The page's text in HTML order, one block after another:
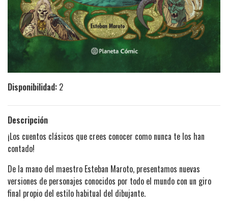
Disponibilidad: 2
Descripción
¡Los cuentos clásicos que crees conocer como nunca te los han
contado!
De la mano del maestro Esteban Maroto, presentamos nuevas
versiones de personajes conocidos por todo el mundo con un giro
final propio del estilo habitual del dibujante.